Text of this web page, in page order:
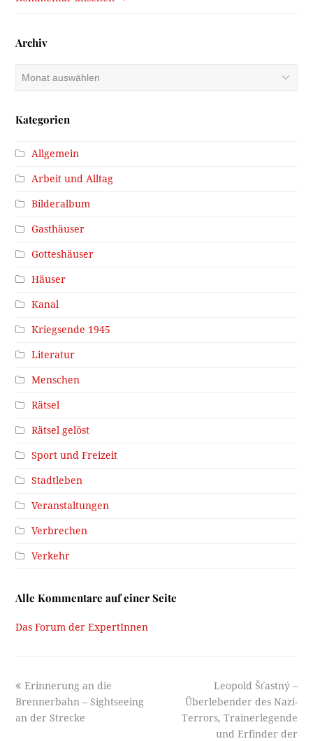
Archiv
Kategorien
Allgemein
Arbeit und Alltag
Bilderalbum
Gasthäuser
Gotteshäuser
Häuser
Kanal
Kriegsende 1945
Literatur
Menschen
Rätsel
Rätsel gelöst
Sport und Freizeit
Stadtleben
Veranstaltungen
Verbrechen
Verkehr
Alle Kommentare auf einer Seite
Das Forum der ExpertInnen
previous
post:
Erinnerung an die
Brennerbahn – Sightseeing
an der Strecke
next
post:
Leopold Šťastný –
Überlebender des Nazi-
Terrors, Trainerlegende
und Erfinder der